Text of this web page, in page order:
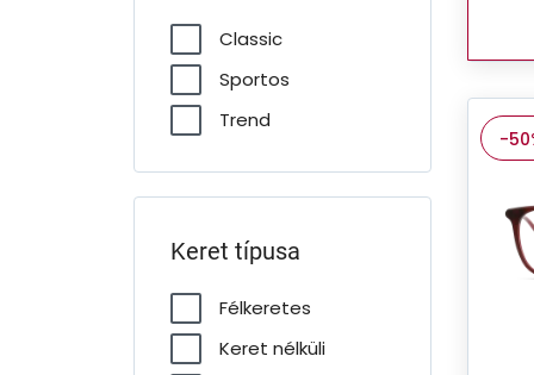
Classic
Sportos
Trend
Keret típusa
Félkeretes
Keret nélküli
-